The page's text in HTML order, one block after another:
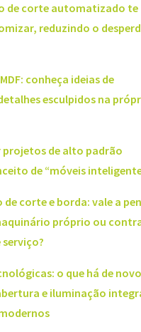
de corte automatizado te
reduzindo o
conheça ideias de
esculpidos na
projetos de alto padrão
de “móveis
de corte e borda: vale a
próprio ou
o que há de
e iluminação